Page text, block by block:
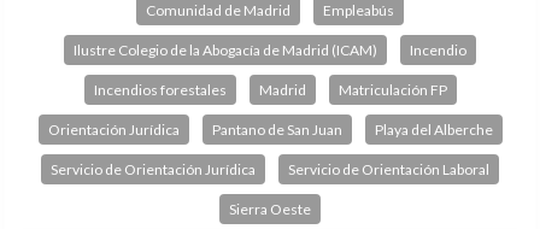
Comunidad de Madrid Empleabús
Ilustre Colegio de la Abogacía de Madrid (ICAM) Incendio
Incendios forestales Madrid Matriculación FP
Orientación Jurídica Pantano de San Juan Playa del Alberche
Servicio de Orientación Jurídica Servicio de Orientación Laboral
Sierra Oeste